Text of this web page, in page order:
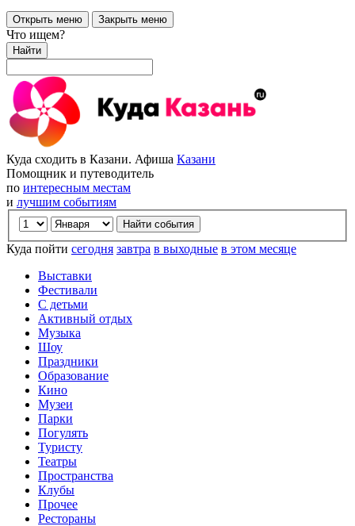
Открыть меню Закрыть меню
Что ищем?
Найти
Куда сходить в Казани. Афиша Казани
Помощник и путеводитель
по интересным местам
и лучшим событиям
Куда пойти сегодня завтра в выходные в этом месяце
Выставки
Фестивали
С детьми
Активный отдых
Музыка
Шоу
Праздники
Образование
Кино
Музеи
Парки
Погулять
Туристу
Театры
Пространства
Клубы
Прочее
Рестораны